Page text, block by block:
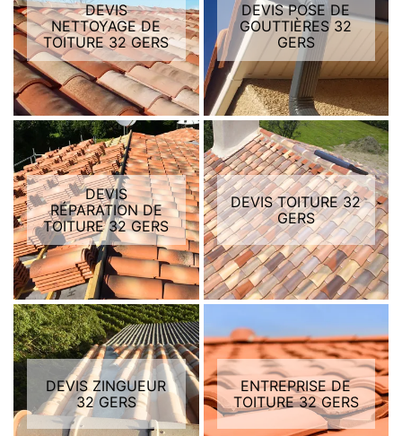
DEVIS
NETTOYAGE DE
TOITURE 32 GERS
DEVIS POSE DE
GOUTTIÈRES 32
GERS
DEVIS
RÉPARATION DE
TOITURE 32 GERS
DEVIS TOITURE 32
GERS
DEVIS ZINGUEUR
32 GERS
ENTREPRISE DE
TOITURE 32 GERS